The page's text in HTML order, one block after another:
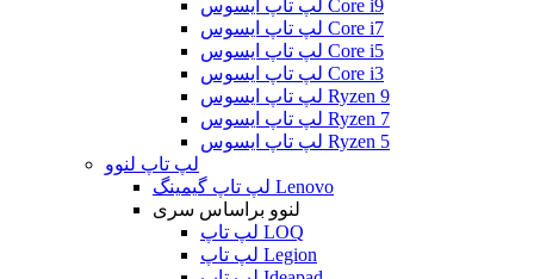
لپ تاپ ایسوس Core i9
لپ تاپ ایسوس Core i7
لپ تاپ ایسوس Core i5
لپ تاپ ایسوس Core i3
لپ تاپ ایسوس Ryzen 9
لپ تاپ ایسوس Ryzen 7
لپ تاپ ایسوس Ryzen 5
لپ تاپ لنوو
لپ تاپ گیمینگ Lenovo
لنوو براساس سری
لپ تاپ LOQ
لپ تاپ Legion